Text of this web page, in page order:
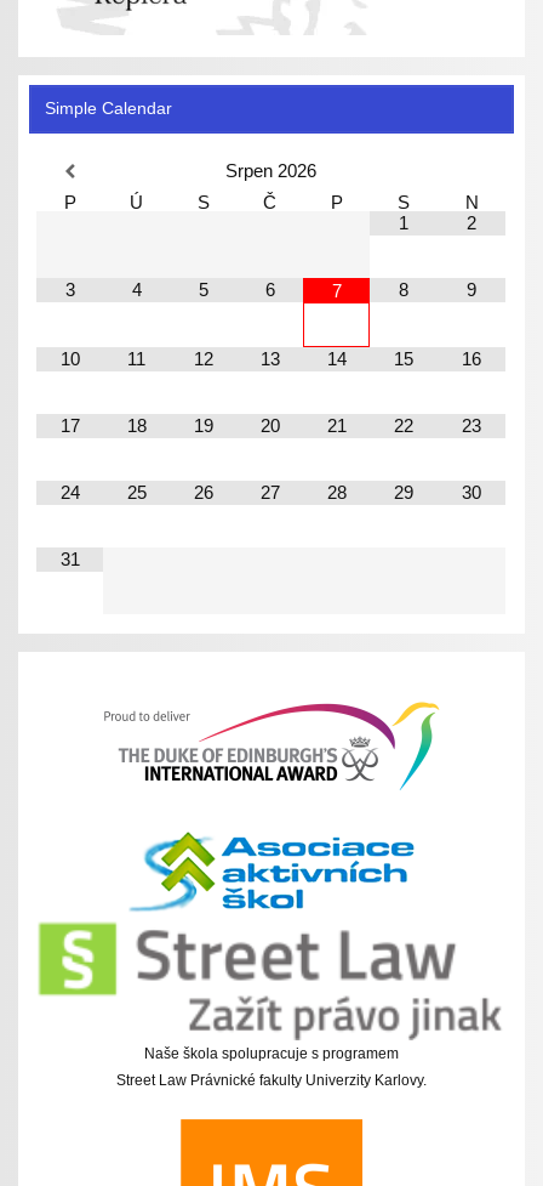
Simple Calendar
Srpen 2026
P
Ú S Č P S
N
1
2
3 4 5 6 7 8 9
10 11 12 13 14 15 16
17 18 19 20 21 22 23
24 25 26 27 28 29 30
31
Naše škola spolupracuje s programem
Street Law Právnické fakulty Univerzity Karlovy.